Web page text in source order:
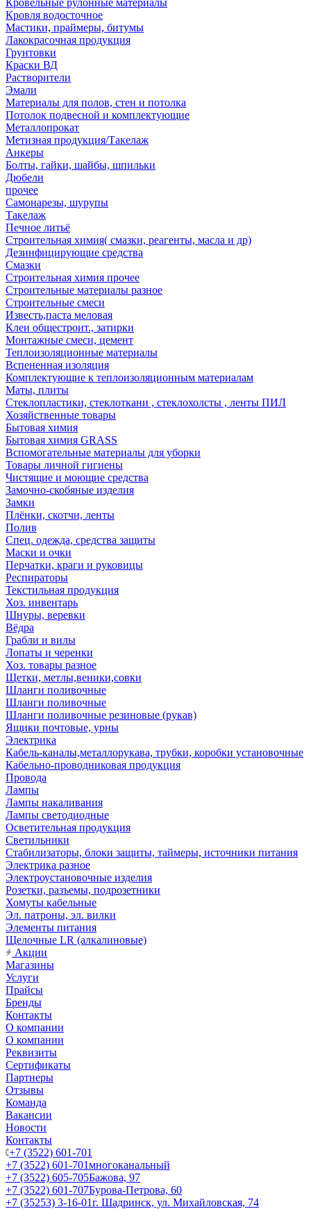
Кровельные рулонные материалы
Кровля водосточное
Мастики, праймеры, битумы
Лакокрасочная продукция
Грунтовки
Краски ВД
Растворители
Эмали
Материалы для полов, стен и потолка
Потолок подвесной и комплектующие
Металлопрокат
Метизная продукция/Такелаж
Анкеры
Болты, гайки, шайбы, шпильки
Дюбели
прочее
Самонарезы, шурупы
Такелаж
Печное литьё
Строительная химия( смазки, реагенты, масла и др)
Дезинфицирующие средства
Смазки
Строительная химия прочее
Строительные материалы разное
Строительные смеси
Известь,паста меловая
Клеи общестроит., затирки
Монтажные смеси, цемент
Теплоизоляционные материалы
Вспененная изоляция
Комплектующие к теплоизоляционным материалам
Маты, плиты
Стеклопластики, стеклоткани , стеклохолсты , ленты ПИЛ
Хозяйственные товары
Бытовая химия
Бытовая химия GRASS
Вспомогательные материалы для уборки
Товары личной гигиены
Чистящие и моющие средства
Замочно-скобяные изделия
Замки
Плёнки, скотчи, ленты
Полив
Спец. одежда, средства защиты
Маски и очки
Перчатки, краги и руковицы
Респираторы
Текстильная продукция
Хоз. инвентарь
Шнуры, веревки
Вёдра
Грабли и вилы
Лопаты и черенки
Хоз. товары разное
Щетки, метлы,веники,совки
Шланги поливочные
Шланги поливочные
Шланги поливочные резиновые (рукав)
Ящики почтовые, урны
Электрика
Кабель-каналы,металлорукава, трубки, коробки установочные
Кабельно-проводниковая продукция
Провода
Лампы
Лампы накаливания
Лампы светодиодные
Осветительная продукция
Светильники
Стабилизаторы, блоки защиты, таймеры, источники питания
Электрика разное
Электроустановочные изделия
Розетки, разъемы, подрозетники
Хомуты кабельные
Эл. патроны, эл. вилки
Элементы питания
Щелочные LR (алкалиновые)
Акции
Магазины
Услуги
Прайсы
Бренды
Контакты
О компании
О компании
Реквизиты
Сертификаты
Партнеры
Отзывы
Команда
Вакансии
Новости
Контакты
+7 (3522) 601-701
+7 (3522) 601-701многоканальный
+7 (3522) 605-705Бажова, 97
+7 (3522) 601-707Бурова-Петрова, 60
+7 (35253) 3-16-01г. Шадринск, ул. Михайловская, 74